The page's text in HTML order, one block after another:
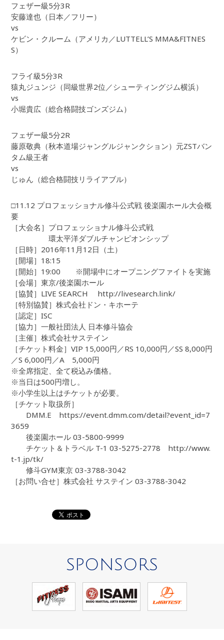
フェザー級5分3R
安藤達也（日本／フリー）
vs
ケビン・クルーム（アメリカ／LUTTELL’S MMA&FITNES
S）
フライ級5分3R
猿丸ジュンジ（同級世界2位／シューティングジム横浜）
vs
小堀貴広（総合格闘技ゴンズジム）
フェザー級5分2R
藤原敬典（秋本道場ジャングルジャンクション）元ZSTバン
タム級王者
vs
じゅん（総合格闘技リライアブル）
□11.12 プロフェッショナル修斗公式戦 後楽園ホール大会概
要
［大会名］プロフェッショナル修斗公式戦
環太平洋ダブルチャンピオンシップ
［日時］2016年11月12日（土）
［開場］18:15
［開始］19:00 ※開場中にオープニングファイトを実施
［会場］東京/後楽園ホール
［協賛］LIVE SEARCH http://livesearch.link/
［特別協賛］株式会社ドン・キホーテ
［認定］ISC
［協力］一般社団法人 日本修斗協会
［主催］株式会社サステイン
［チケット料金］VIP 15,000円／RS 10,000円／SS 8,000円
／S 6,000円／A 5,000円
※全席指定、全て税込み価格。
※当日は500円増し。
※小学生以上はチケットが必要。
［チケット取扱所］
DMM.E https://event.dmm.com/detail?event_id=7
3659
後楽園ホール 03-5800-9999
チケット＆トラベル T-1 03-5275-2778 http://www.
t-1.jp/tk/
修斗GYM東京 03-3788-3042
［お問い合せ］株式会社 サステイン 03-3788-3042
SPONSORS